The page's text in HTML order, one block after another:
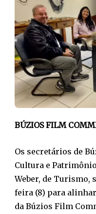
BÚZIOS FILM
Os secretários de
Cultura e
Weber, de Turismo,
feira (8) para
da Búzios Film